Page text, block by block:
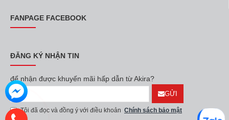
FANPAGE FACEBOOK
ĐĂNG KÝ NHẬN TIN
để nhận được khuyến mãi hấp dẫn từ Akira?
GỬI
Tôi đã đọc và đồng ý với điều khoản Chính sách bảo mật